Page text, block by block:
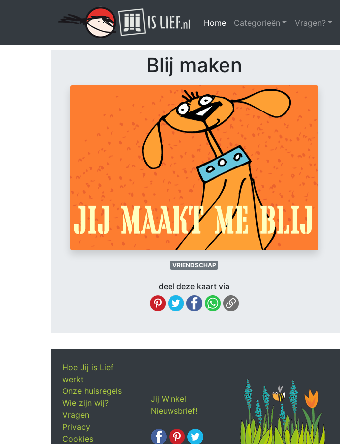
Home (huidige)
Categorieën Vragen?
Blij maken
VRIENDSCHAP
deel deze kaart via
Hoe Jij is Lief
werkt
Onze huisregels
Wie zijn wij?
Vragen
Privacy
Cookies
Jij Winkel
Nieuwsbrief!